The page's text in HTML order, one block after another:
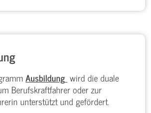
Ausbildung wird die duale
Berufskraftfahrer oder zur
unterstützt und gefördert.